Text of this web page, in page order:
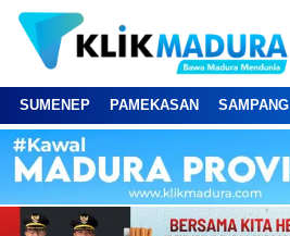
SUMENEP PAMEKASAN SAMPANG